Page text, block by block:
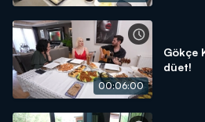
00:06:00
Gökçe
düet!